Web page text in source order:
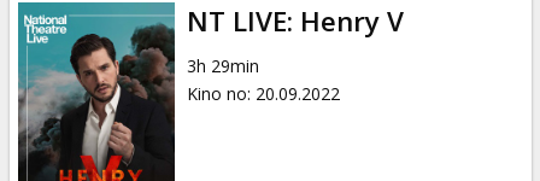
Ziņas
Dāvanu
kartes
NT LIVE: Henry V
3h 29min
Kino no: 20.09.2022